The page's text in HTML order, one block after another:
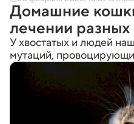
Домашние
лечении разных
У хвостатых и людей
мутаций,